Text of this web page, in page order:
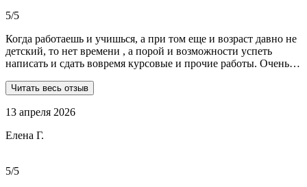
5/5
Когда работаешь и учишься, а при том еще и возраст давно не
детский, то нет времени , а порой и возможности успеть
написать и сдать вовремя курсовые и прочие работы. Очень
Dist-help. Все мои проблемы в полном смысле слова взяли на
выполнили очень качественно, вовремя и по очень даже
реагируют и отвечают на все вопросы. Теперь буду
Читать весь отзыв
13 апреля 2026
Елена Г.
5/5